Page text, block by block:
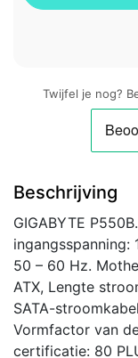
Twijfel je nog?
Beschrijving
GIGABYTE
ingangsspanning:
50 – 60 Hz.
ATX, Lengte
SATA-
Vormfactor van
certificatie: 80